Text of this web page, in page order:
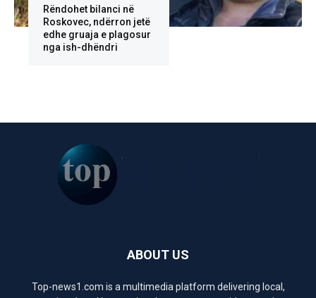
Rëndohet bilanci në
Roskovec, ndërron jetë
edhe gruaja e plagosur
nga ish-dhëndri
ABOUT US
Top-news1.com is a multimedia platform delivering local,